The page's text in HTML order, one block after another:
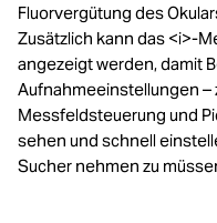
Fluorvergütung des
Zusätzlich kann das <i>-
angezeigt werden, damit
Aufnahmeeinstellungen –
Messfeldsteuerung und
sehen und schnell
Sucher nehmen zu